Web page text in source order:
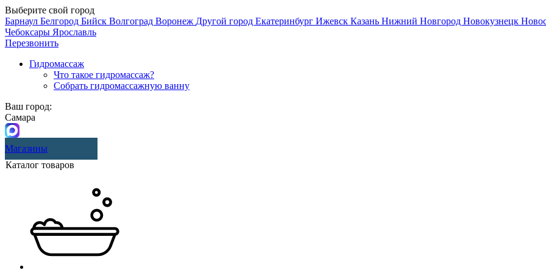
Выберите свой город
Барнаул Белгород Бийск Волгоград Воронеж Другой город Екатеринбург Ижевск Казань Нижний Новгород Новокузнецк
Чебоксары Ярославль
Перезвонить
Гидромассаж
Что такое гидромассаж?
Собрать гидромассажную ванну
Ваш город:
Самара
Магазины
Каталог товаров